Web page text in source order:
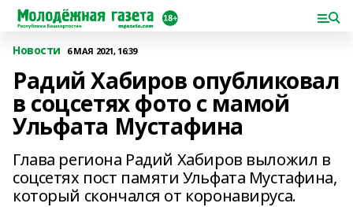
Новости 6 МАЯ 2021, 16:39
Радий Хабиров опубликовал
в соцсетях фото с мамой
Ульфата Мустафина
Глава региона Радий Хабиров выложил в
соцсетях пост памяти Ульфата Мустафина,
который скончался от коронавируса.